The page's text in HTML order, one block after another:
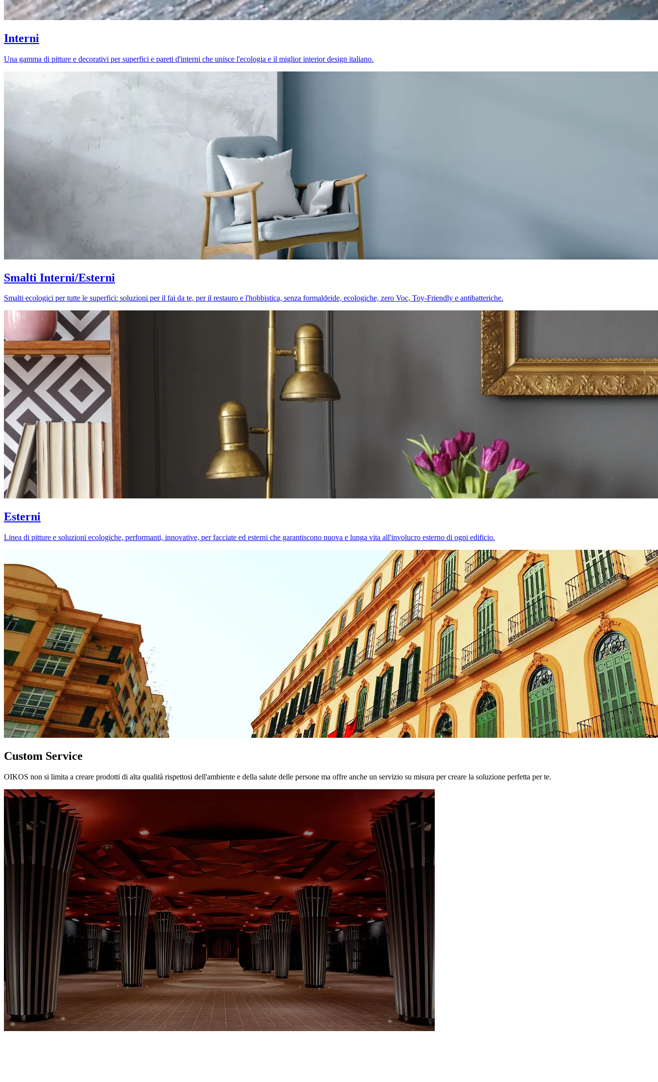
Interni
Una gamma di pitture e decorativi per superfici e pareti d'interni che unisce l'ecologia e il miglior interior design italiano.
Smalti Interni/Esterni
Smalti ecologici per tutte le superfici: soluzioni per il fai da te, per il restauro e l'hobbistica, senza formaldeide, ecologiche, zero Voc, Toy-Friendly e antibatteriche.
Esterni
Linea di pitture e soluzioni ecologiche, performanti, innovative, per facciate ed esterni che garantiscono nuova e lunga vita all'involucro esterno di ogni edificio.
Custom Service
OIKOS non si limita a creare prodotti di alta qualità rispettosi dell'ambiente e della salute delle persone ma offre anche un servizio su misura per creare la soluzione perfetta per te.